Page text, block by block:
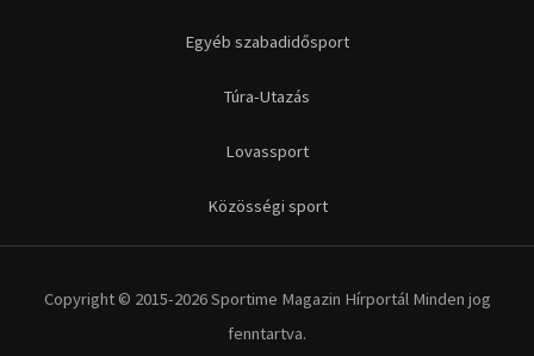
Egyéb szabadidősport
Túra-Utazás
Lovassport
Közösségi sport
Copyright © 2015-2026 Sportime Magazin Hírportál Minden jog
fenntartva.